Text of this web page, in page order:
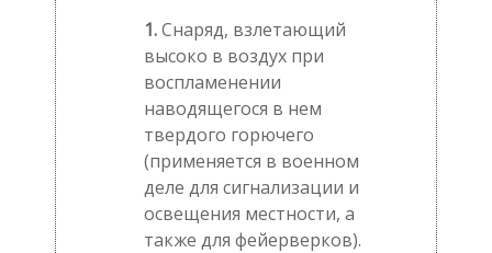
1.Снаряд, взлетающий
высоко в воздух при
воспламенении
наводящегося в нем
твердого горючего
(применяется в военном
деле для сигнализации и
освещения местности, а
также для фейерверков).